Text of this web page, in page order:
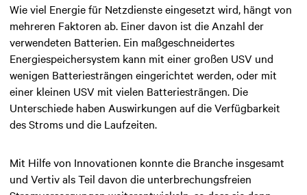
Wie viel Energie für Netzdienste eingesetzt wird, hängt von
mehreren Faktoren ab. Einer davon ist die Anzahl der
verwendeten Batterien. Ein maßgeschneidertes
Energiespeichersystem kann mit einer großen USV und
wenigen Batteriesträngen eingerichtet werden, oder mit
einer kleinen USV mit vielen Batteriesträngen. Die
Unterschiede haben Auswirkungen auf die Verfügbarkeit
des Stroms und die Laufzeiten.
Mit Hilfe von Innovationen konnte die Branche insgesamt
und Vertiv als Teil davon die unterbrechungsfreien